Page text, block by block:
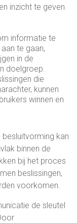
inzicht te geven
informatie te
te gaan,
in de
doelgroep.
die
kunnen
winnen en
kan
binnen de
bij het proces
beslissingen,
voorkomen.
de sleutel